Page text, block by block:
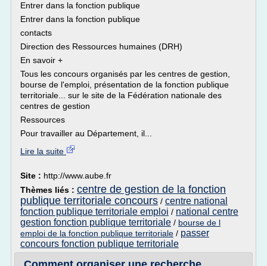
Entrer dans la fonction publique
Entrer dans la fonction publique
contacts
Direction des Ressources humaines (DRH)
En savoir +
Tous les concours organisés par les centres de gestion,
bourse de l'emploi, présentation de la fonction publique
territoriale... sur le site de la Fédération nationale des
centres de gestion
Ressources
Pour travailler au Département, il...
Lire la suite
Site : http://www.aube.fr
Thèmes liés : centre de gestion de la fonction
publique territoriale concours / centre national
fonction publique territoriale emploi / national centre
gestion fonction publique territoriale / bourse de l
emploi de la fonction publique territoriale / passer
concours fonction publique territoriale